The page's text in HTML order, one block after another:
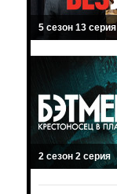
5 сезон 13 серия
2 сезон 2 серия